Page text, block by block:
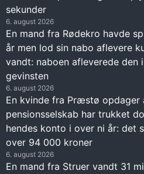
sekunder
6. august 2026
En mand fra Rødekro havde
år men lod sin nabo aflevere
vandt: naboen afleverede den
gevinsten
6. august 2026
En kvinde fra Præstø opdager
pensionsselskab har trukket
hendes konto i over ni år: det
over 94 000 kroner
6. august 2026
En mand fra Struer vandt 31